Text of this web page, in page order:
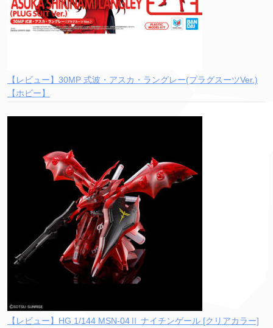
【レビュー】30MP 式波・アスカ・ラングレー(プラグスーツVer.)
【ホビー】
【レビュー】HG 1/144 MSN-04Ⅱ ナイチンゲール [クリアカラー]